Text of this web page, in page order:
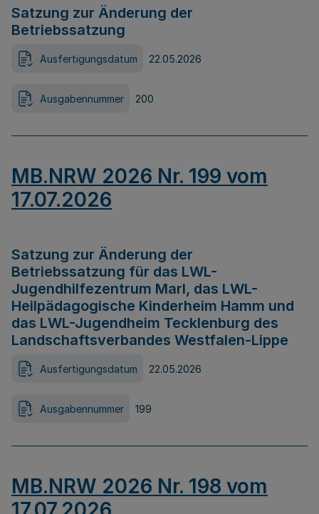
Satzung zur Änderung der
Betriebssatzung
Ausfertigungsdatum 22.05.2026
Ausgabennummer 200
MB.NRW 2026 Nr. 199 vom
17.07.2026
Satzung zur Änderung der
Betriebssatzung für das LWL-
Jugendhilfezentrum Marl, das LWL-
Heilpädagogische Kinderheim Hamm und
das LWL-Jugendheim Tecklenburg des
Landschaftsverbandes Westfalen-Lippe
Ausfertigungsdatum 22.05.2026
Ausgabennummer 199
MB.NRW 2026 Nr. 198 vom